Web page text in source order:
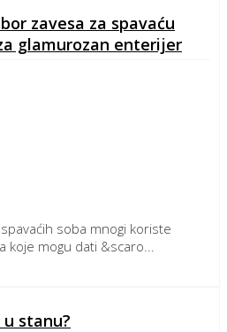
zavesa za spavaću
glamurozan enterijer
soba mnogi koriste
koje mogu dati &scaro...
stanu?